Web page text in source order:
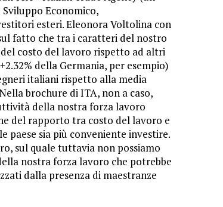
Economico,
esteri. Eleonora Voltolina con
fatto che tra i caratteri del nostro
del costo del lavoro rispetto ad altri
della Germania, per esempio)
italiani rispetto alla media
brochure di ITA, non a caso,
della nostra forza lavoro
del rapporto tra costo del lavoro e
paese sia più conveniente investire.
sul quale tuttavia non possiamo
nostra forza lavoro che potrebbe
dalla presenza di maestranze